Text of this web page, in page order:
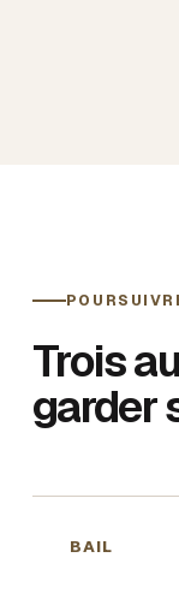
Trois
garder
BAIL